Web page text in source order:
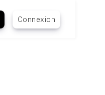
Connexion